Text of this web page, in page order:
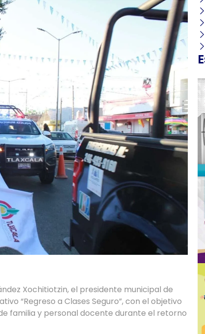
Xochitiotzin, el presidente municipal de
“Regreso a Clases Seguro”, con el objetivo
familia y personal docente durante el retorno